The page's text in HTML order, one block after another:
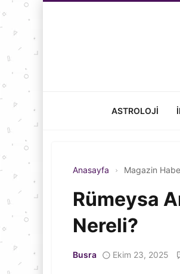
ASTROLOJI
Anasayfa Magazin
Rümeysa
Nereli?
Busra Ekim 23, 2025